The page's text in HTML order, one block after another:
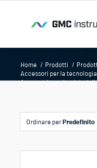
Home / Prodotti /
Accessori per la
Accessori per simulatori di
Ordinare perPredefinito